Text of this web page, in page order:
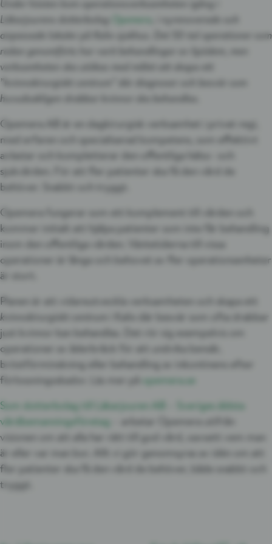
Under hösten kom operationsverksamheten igång i
Läkarjourens dotterbolag
Opemera
anpassade lokaler på Kalix sjukhus. Det 50-tal operationer som
redan genomförts har varit behandlingar av lipödem, men
verksamheten ska utökas med målet att skapa ett
”kvinnokirurgiskt centrum” där diagnoser och besvär som
huvudsakligen drabbar kvinnor ska behandlas.
Opemera AB är en dagkirurgisk verksamhet i privat regi,
med erfaren och specialiserad kompetens, som effektivt
avlastar och kompletterar den offentliga hälso- och
sjukvården. För att fler patienter ska få den vård de
behöver. Snabbt och tryggt.
Opemera fungerar som ett komplement till vården och
kommer initialt att hjälpa patienter som inte får behandling
inom den offentliga vården. Väntetiderna till vissa
operationer är långa och behovet av fler operationsenheter
är stort.
Planen är att vidareutveckla verksamheten och skapa ett
kvinnokirurgiskt centrum
i Kalix där besvär som ofta drabbar
just kvinnor kan behandlas. Det rör sig exempelvis om
operationer av åderbråck för att undvika bensår,
bröstförminskning eller behandling av inkontinens efter
förlossningsskador. Läs mer på
opemera.se
Som dotterbolag till Läkarjouren AB – Sveriges äldsta
vårdbemanningsföretag
– arbetar Opemera utifrån
visionen om att alla har rätt till god vård, oavsett vem man
är eller var man bor. Allt vi gör genomsyras av idén om att
fler patienter ska få den vård de behöver, både snabbt och
tryggt.